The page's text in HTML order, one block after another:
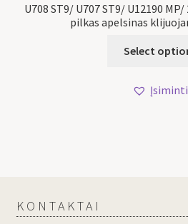
U708 ST9/ U707 ST9/ U12190
pilkas apelsinas
Select
Įsiminti
KONTAKTAI